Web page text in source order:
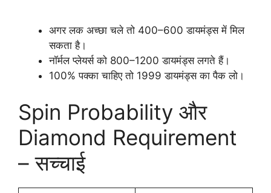
अगर लक अच्छा चले तो 400–600 डायमंड्स में मिल
सकता है।
नॉर्मल प्लेयर्स को 800–1200 डायमंड्स लगते हैं।
100% पक्का चाहिए तो 1999 डायमंड्स का पैक लो।
Spin Probability और
Diamond Requirement
– सच्चाई